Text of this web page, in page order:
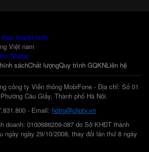
sáchChất lượngQuy trình GQKNLiên hệ
công ty Viễn thông MobiFone - Địa chỉ: Số 01
Cầu Giấy, Thành phố Hà Nội.
- Email: hotro@cliptv.vn
doanh: 0100686209-087 do Sở KHĐT thành
ngày ngày 29/10/2008, thay đổi lần thứ 8 ngày